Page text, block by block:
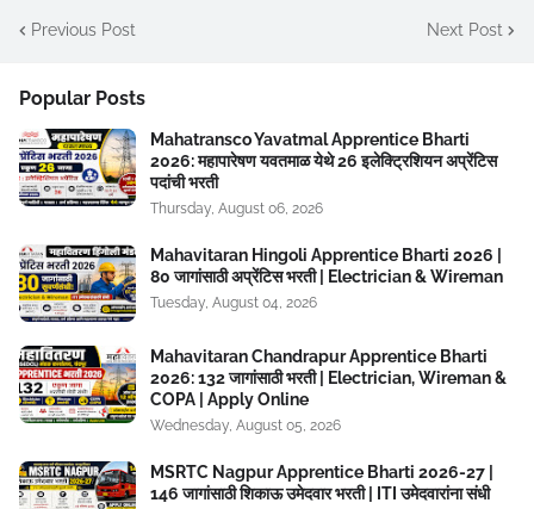
Previous Post Next Post
Popular Posts
Mahatransco Yavatmal Apprentice Bharti
2026: महापारेषण यवतमाळ येथे 26 इलेक्ट्रिशियन अप्रेंटिस
पदांची भरती
Thursday, August 06, 2026
Mahavitaran Hingoli Apprentice Bharti 2026 |
80 जागांसाठी अप्रेंटिस भरती | Electrician & Wireman
Tuesday, August 04, 2026
Mahavitaran Chandrapur Apprentice Bharti
2026: 132 जागांसाठी भरती | Electrician, Wireman &
COPA | Apply Online
Wednesday, August 05, 2026
MSRTC Nagpur Apprentice Bharti 2026-27 |
146 जागांसाठी शिकाऊ उमेदवार भरती | ITI उमेदवारांना संधी